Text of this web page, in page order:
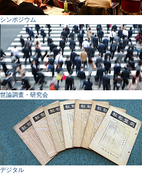
シンポジウム
世論調査・研究会
デジタル